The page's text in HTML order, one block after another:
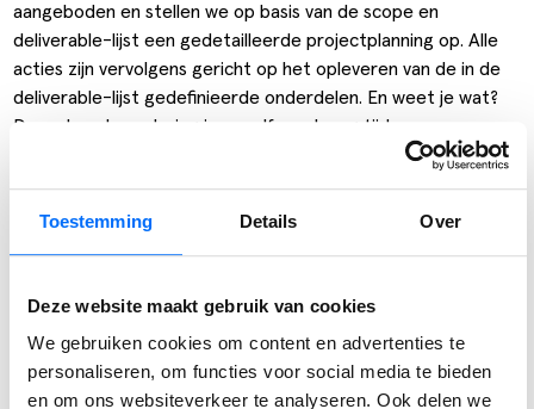
Toestemming Details Over
Deze website maakt gebruik van cookies
We gebruiken cookies om content en advertenties te
personaliseren, om functies voor social media te bieden
en om ons websiteverkeer te analyseren. Ook delen we
aangeboden en stellen we op basis van de scope en
deliverable-lijst een gedetailleerde projectplanning op. Alle
acties zijn vervolgens gericht op het opleveren van de in de
deliverable-lijst gedefinieerde onderdelen. En weet je wat?
Door deze benadering is er zelfs vaak nog tijd over om
tussendoor wat extra’s te doen en processtappen verder te
het duidelijk wie verantwoordelijk is voor welke project-
Deel bericht: